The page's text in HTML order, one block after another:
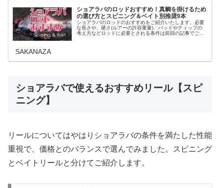
ショアラバのロッドおすすめ！真鯛を掛けるため
の選び方とスピニング＆ベイト別推奨9本
ショアラバのロッドのおすすめをご紹介いたします。必要
な長さや、硬さ(ルアーの許容重量)、バッドやティップの
考え方などロッドに必要とされる条件は前回の記事でご説
SAKANAZA
ショアラバで使えるおすすめリール【スピ
ニング】
リールについてはやはりショアラバの条件を満たした性能
重視で、価格とのバランスで選んでみました。スピニング
とベイトリールと分けてご紹介します。